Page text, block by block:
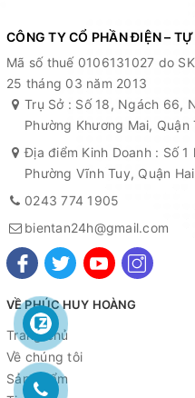
CÔNG TY CỔ PHẦN ĐIỆN –
Mã số thuế 0106131027 do
25 tháng 03 năm 2013
Trụ Sở : Số 18, Ngách 66,
Phường Khương Mai, Quận
Địa điểm Kinh Doanh : Số
Phường Vĩnh Tuy, Quận
0243 774 1905
bientan24h@gmail.com
VỀ PHÚC HUY HOÀNG
Trang chủ
Về chúng tôi
Sản phẩm